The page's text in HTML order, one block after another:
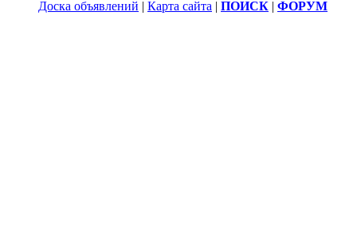
Доска объявлений | Карта сайта | ПОИСК | ФОРУМ